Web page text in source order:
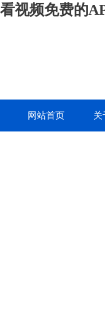
看视频免费的
网站首页 关